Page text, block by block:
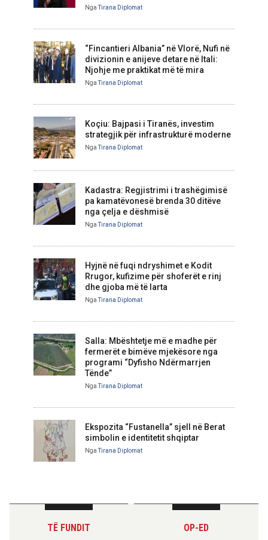
NgaTirana Diplomat
“Fincantieri Albania” në Vlorë, Nufi në
divizionin e anijeve detare në Itali:
Njohje me praktikat më të mira
NgaTirana Diplomat
Koçiu: Bajpasi i Tiranës, investim
strategjik për infrastrukturë moderne
NgaTirana Diplomat
Kadastra: Regjistrimi i trashëgimisë
pa kamatëvonesë brenda 30 ditëve
nga çelja e dëshmisë
NgaTirana Diplomat
Hyjnë në fuqi ndryshimet e Kodit
Rrugor, kufizime për shoferët e rinj
dhe gjoba më të larta
NgaTirana Diplomat
Salla: Mbështetje më e madhe për
fermerët e bimëve mjekësore nga
programi “Dyfisho Ndërmarrjen
Tënde”
NgaTirana Diplomat
Ekspozita “Fustanella” sjell në Berat
simbolin e identitetit shqiptar
NgaTirana Diplomat
TË FUNDIT OP-ED